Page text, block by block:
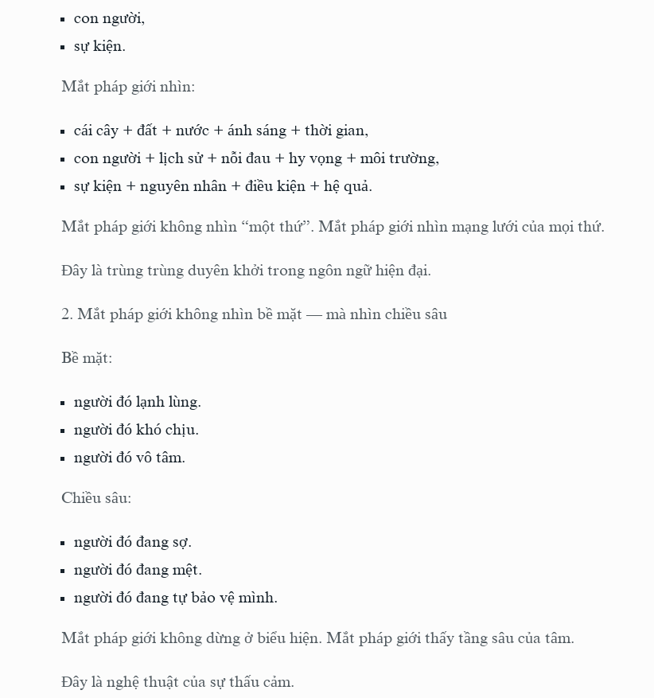
con người,
sự kiện.
Mắt pháp giới nhìn:
cái cây + đất + nước + ánh sáng + thời gian,
con người + lịch sử + nỗi đau + hy vọng + môi trường,
sự kiện + nguyên nhân + điều kiện + hệ quả.
Mắt pháp giới không nhìn “một thứ”. Mắt pháp giới nhìn mạng lưới của mọi thứ.
Đây là trùng trùng duyên khởi trong ngôn ngữ hiện đại.
2. Mắt pháp giới không nhìn bề mặt — mà nhìn chiều sâu
Bề mặt:
người đó lạnh lùng.
người đó khó chịu.
người đó vô tâm.
Chiều sâu:
người đó đang sợ.
người đó đang mệt.
người đó đang tự bảo vệ mình.
Mắt pháp giới không dừng ở biểu hiện. Mắt pháp giới thấy tầng sâu của tâm.
Đây là nghệ thuật của sự thấu cảm.